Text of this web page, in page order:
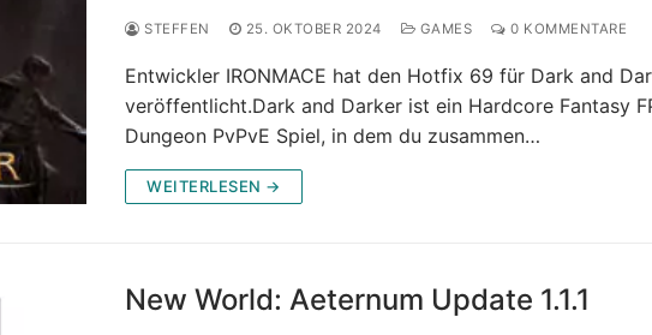
STEFFEN 25. OKTOBER 2024 GAMES 0 KOMMENTARE
Entwickler IRONMACE hat den Hotfix 69 für Dark and
veröffentlicht.Dark and Darker ist ein Hardcore Fantasy
Dungeon PvPvE Spiel, in dem du zusammen…
WEITERLESEN →
New World: Aeternum Update 1.1.1